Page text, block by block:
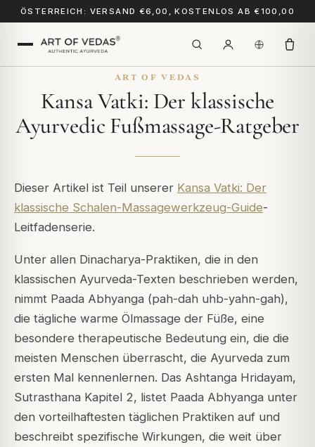
ÖSTERREICH: VERSAND €6,00, KOSTENLOS AB €100,00
ART OF VEDAS
Kansa Vatki: Der klassische
Ayurvedic Fußmassage-Ratgeber
Dieser Artikel ist Teil unserer Kansa Vatki: Der
klassische Schalen-Massagewerkzeug-Guide-
Leitfadenserie.
Unter allen Dinacharya-Praktiken, die in den
klassischen Ayurveda-Texten beschrieben werden,
nimmt Paada Abhyanga (pah-dah uhb-yahn-gah),
die tägliche warme Ölmassage der Füße, eine
besondere therapeutische Bedeutung ein, die die
meisten Menschen überrascht, die Ayurveda zum
ersten Mal kennenlernen. Das Ashtanga Hridayam,
Sutrasthana Kapitel 2, listet Paada Abhyanga unter
den vorteilhaftesten täglichen Praktiken auf und
beschreibt spezifische Wirkungen, die weit über